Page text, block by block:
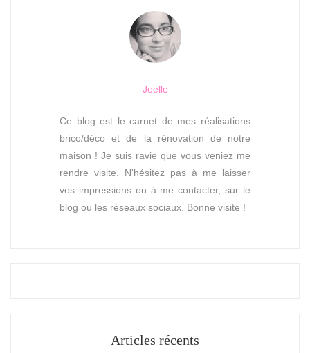
Joelle
Ce blog est le carnet de mes réalisations
brico/déco et de la rénovation de notre
maison ! Je suis ravie que vous veniez me
rendre visite. N'hésitez pas à me laisser
vos impressions ou à me contacter, sur le
blog ou les réseaux sociaux. Bonne visite !
Articles récents